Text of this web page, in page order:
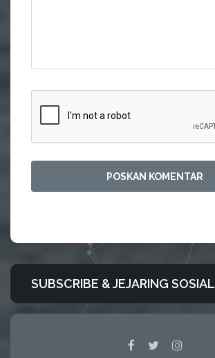
SUBSCRIBE & JEJARING SOSIAL